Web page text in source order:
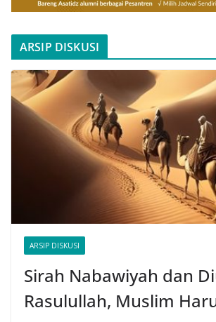
ARSIP DISKUSI
ARSIP DISKUSI
Sirah Nabawiyah dan
Rasulullah, Muslim